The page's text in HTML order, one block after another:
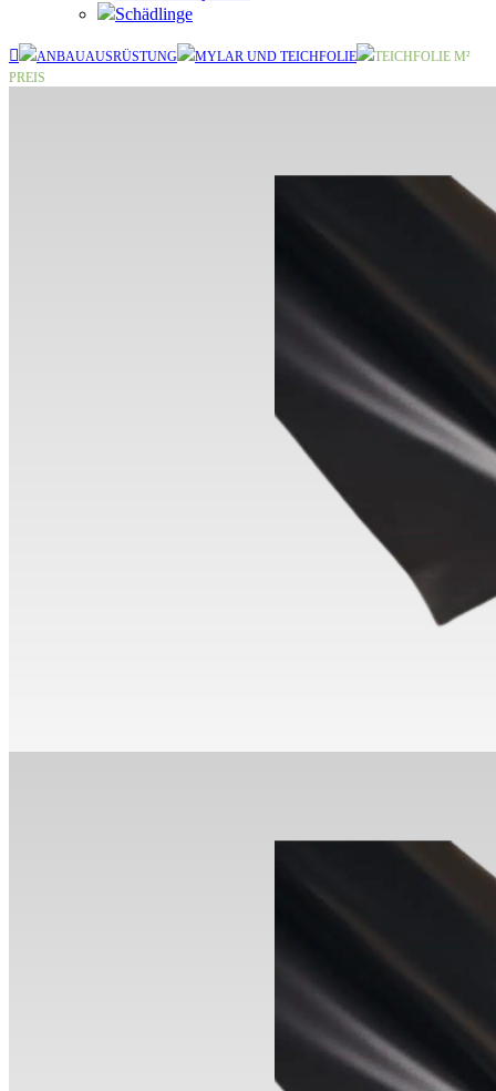
Schädlinge
ANBAUAUSRÜSTUNG MYLAR UND TEICHFOLIE
TEICHFOLIE M²
PREIS